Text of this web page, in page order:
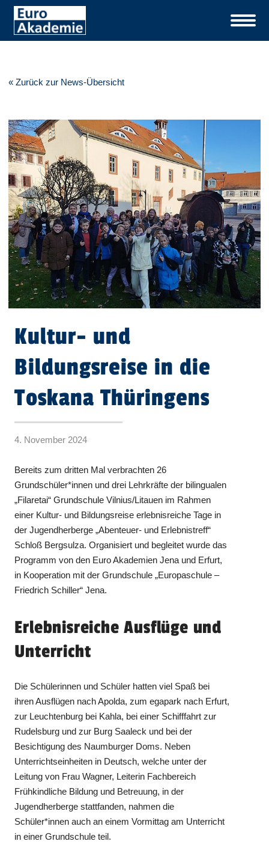
« Zurück zur News-Übersicht
Kultur- und
Bildungsreise in die
Toskana Thüringens
4. November 2024
Bereits zum dritten Mal verbrachten 26
Grundschüler*innen und drei Lehrkräfte der bilingualen
„Filaretai“ Grundschule Vilnius/Litauen im Rahmen
einer Kultur- und Bildungsreise erlebnisreiche Tage in
der Jugendherberge „Abenteuer- und Erlebnistreff“
Schloß Bergsulza. Organisiert und begleitet wurde das
Programm von den Euro Akademien Jena und Erfurt,
in Kooperation mit der Grundschule „Europaschule –
Friedrich Schiller“ Jena.
Erlebnisreiche Ausflüge und
Unterricht
Die Schülerinnen und Schüler hatten viel Spaß bei
ihren Ausflügen nach Apolda, zum egapark nach Erfurt,
zur Leuchtenburg bei Kahla, bei einer Schifffahrt zur
Rudelsburg und zur Burg Saaleck und bei der
Besichtigung des Naumburger Doms. Neben
Unterrichtseinheiten in Deutsch, welche unter der
Leitung von Frau Wagner, Leiterin Fachbereich
Frühkindliche Bildung und Betreuung, in der
Jugendherberge stattfanden, nahmen die
Schüler*innen auch an einem Vormittag am Unterricht
in einer Grundschule teil.